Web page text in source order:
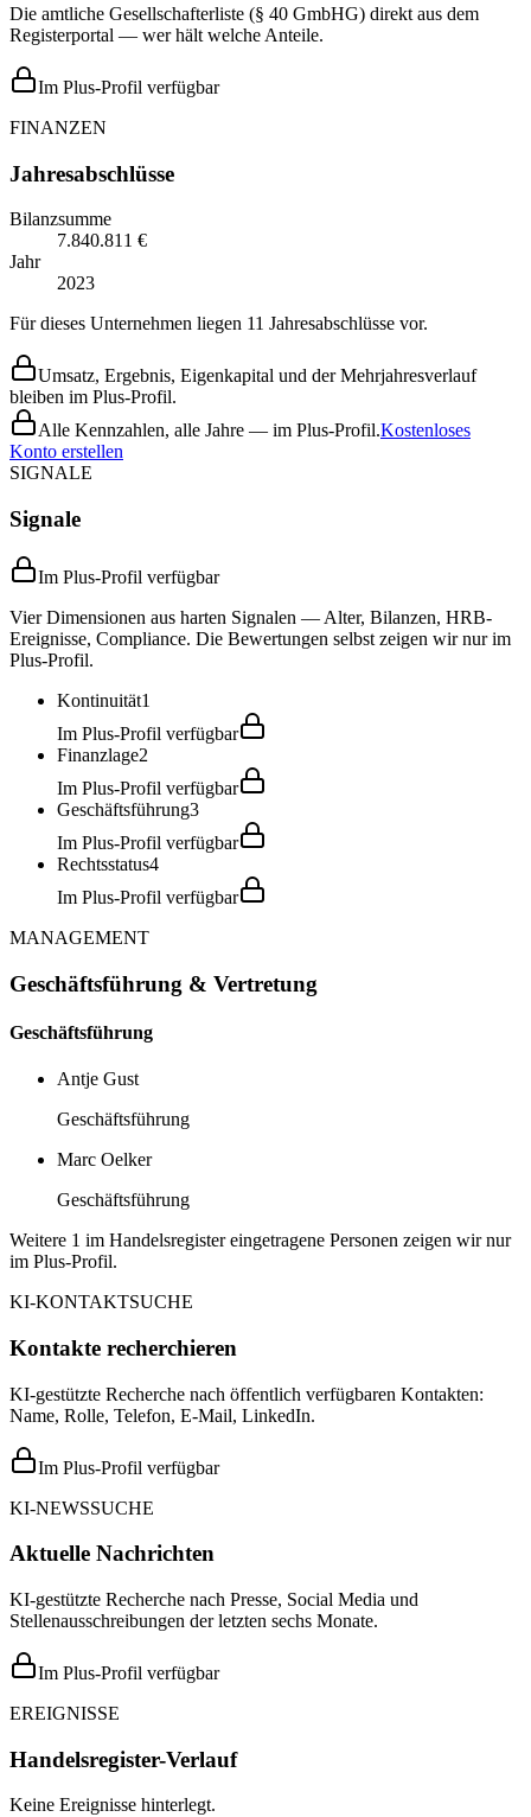
Die amtliche Gesellschafterliste (§ 40 GmbHG) direkt aus dem
Registerportal — wer hält welche Anteile.
Im Plus-Profil verfügbar
FINANZEN
Jahresabschlüsse
Bilanzsumme
7.840.811 €
Jahr
2023
Für dieses Unternehmen liegen 11 Jahresabschlüsse vor.
Umsatz, Ergebnis, Eigenkapital und der Mehrjahresverlauf
bleiben im Plus-Profil.
Alle Kennzahlen, alle Jahre — im Plus-Profil.Kostenloses
Konto erstellen
SIGNALE
Signale
Im Plus-Profil verfügbar
Vier Dimensionen aus harten Signalen — Alter, Bilanzen, HRB-
Ereignisse, Compliance. Die Bewertungen selbst zeigen wir nur im
Plus-Profil.
Kontinuität1
Im Plus-Profil verfügbar
Finanzlage2
Im Plus-Profil verfügbar
Geschäftsführung3
Im Plus-Profil verfügbar
Rechtsstatus4
Im Plus-Profil verfügbar
MANAGEMENT
Geschäftsführung & Vertretung
Geschäftsführung
Antje Gust
Geschäftsführung
Marc Oelker
Geschäftsführung
Weitere 1 im Handelsregister eingetragene Personen zeigen wir nur
im Plus-Profil.
KI-KONTAKTSUCHE
Kontakte recherchieren
KI-gestützte Recherche nach öffentlich verfügbaren Kontakten:
Name, Rolle, Telefon, E-Mail, LinkedIn.
Im Plus-Profil verfügbar
KI-NEWSSUCHE
Aktuelle Nachrichten
KI-gestützte Recherche nach Presse, Social Media und
Stellenausschreibungen der letzten sechs Monate.
Im Plus-Profil verfügbar
EREIGNISSE
Handelsregister-Verlauf
Keine Ereignisse hinterlegt.